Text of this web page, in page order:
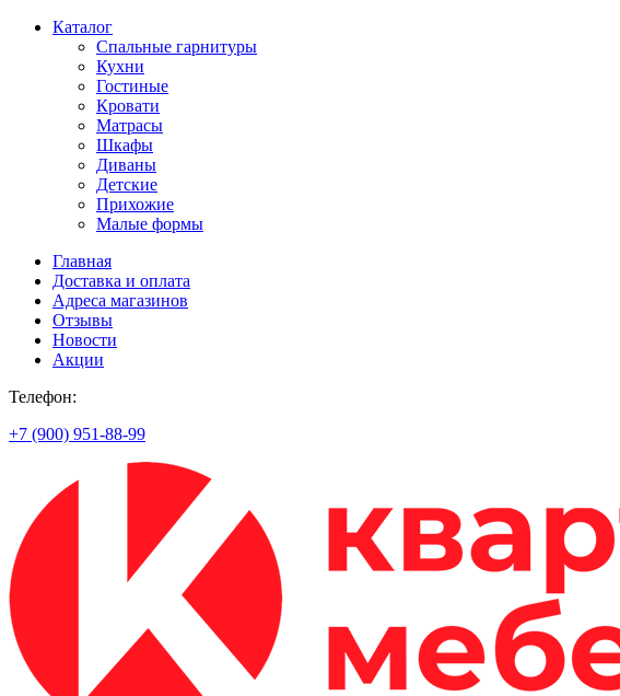
Каталог
Спальные гарнитуры
Кухни
Гостиные
Кровати
Матрасы
Шкафы
Диваны
Детские
Прихожие
Малые формы
Главная
Доставка и оплата
Адреса магазинов
Отзывы
Новости
Акции
Телефон:
+7 (900) 951-88-99